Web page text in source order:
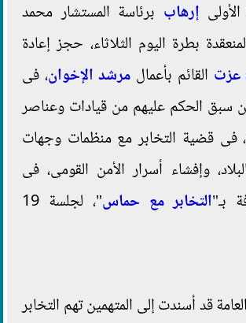
إرهاب برئاسة المستشار محمد
بطرة اليوم الثلاثاء، حجز إعادة
عزت القائم بأعمال مرشد الإخوان، فى
سبق الحكم عليهم من قيادات وعناصر
فى قضية التخابر مع منظمات وجهات
وإفشاء أسرار الأمن القومى، فى
بـ"التخابر مع حماس
"، لجلسة 19
قد أسندت إلى المتهمين تهم التخابر